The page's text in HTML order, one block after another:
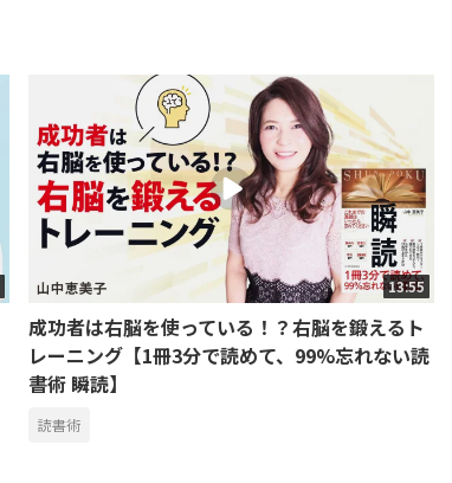
13:55
成功者は右脳を使っている！？右脳を鍛えるト
レーニング【1冊3分で読めて、99%忘れない読
書術 瞬読】
読書術